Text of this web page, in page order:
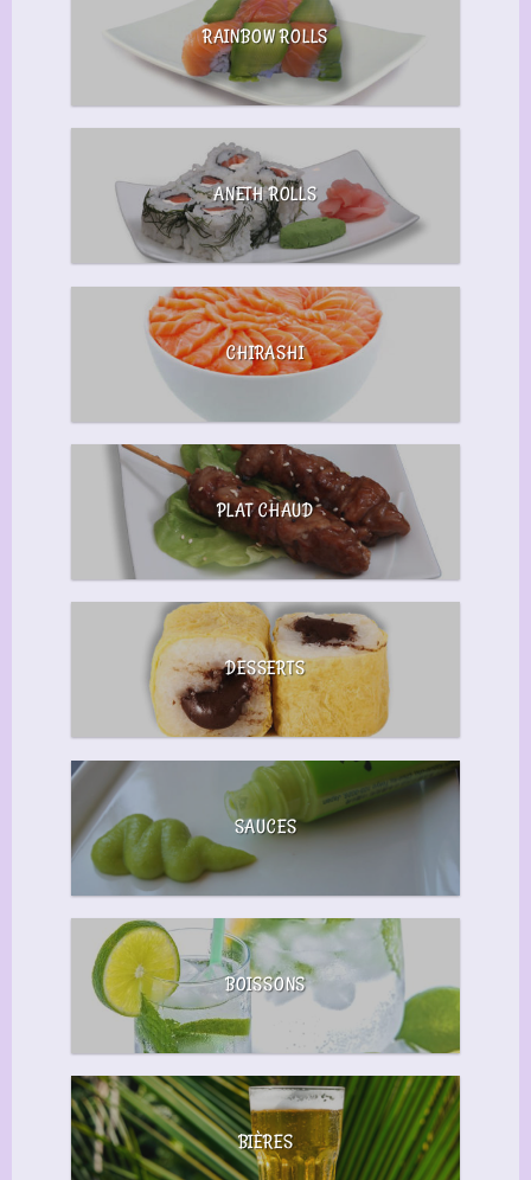
RAINBOW ROLLS
ANETH ROLLS
CHIRASHI
PLAT CHAUD
DESSERTS
SAUCES
BOISSONS
BIÈRES